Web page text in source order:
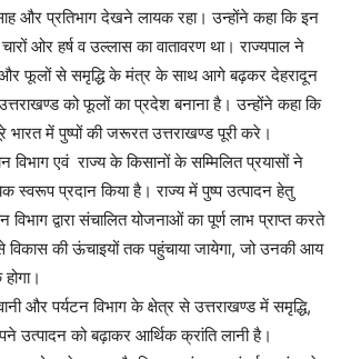
और प्रतिभाग देखने लायक रहा। उन्होंने कहा कि इन
ओर हर्ष व उल्लास का वातावरण था। राज्यपाल ने
और फूलों से समृद्धि के मंत्र के साथ आगे बढ़कर देहरादून
को फूलों का प्रदेश बनाना है। उन्होंने कहा कि
भारत में पुष्पों की जरूरत उत्तराखण्ड पूरी करे।
विभाग एवं राज्य के किसानों के सम्मिलित प्रयासों ने
स्वरूप प्रदान किया है। राज्य में पुष्प उत्पादन हेतु
विभाग द्वारा संचालित योजनाओं का पूर्ण लाभ प्राप्त करते
विकास की ऊंचाइयों तक पहुंचाया जायेगा, जो उनकी आय
और पर्यटन विभाग के क्षेत्र से उत्तराखण्ड में समृद्धि,
उत्पादन को बढ़ाकर आर्थिक क्रांति लानी है।